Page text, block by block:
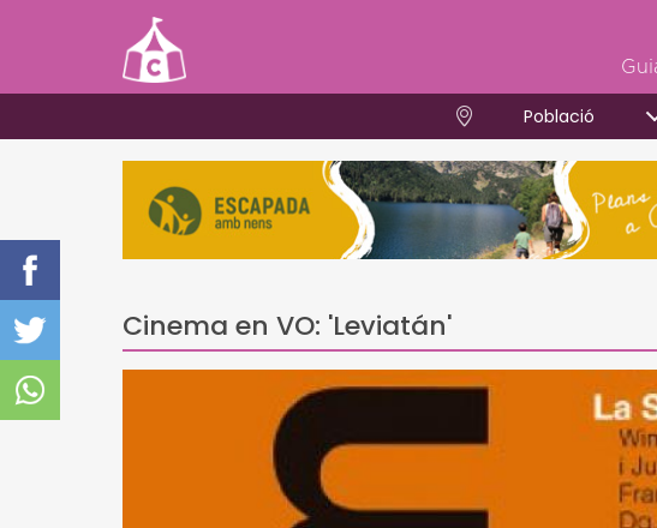
Població
Cinema en VO: 'Leviatán'